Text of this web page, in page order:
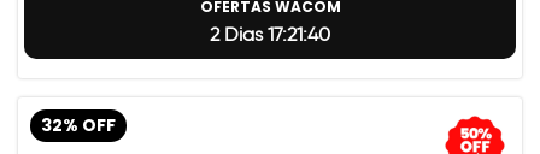
OFERTAS WACOM
2 Dias 17:21:39
32% OFF